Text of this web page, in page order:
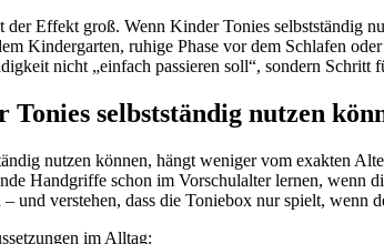
Effekt groß. Wenn Kinder Tonies selbstständig
Kindergarten, ruhige Phase vor dem Schlafen
nicht „einfach passieren soll“, sondern
selbstständig nutzen
nutzen können, hängt weniger vom exakten
Handgriffe schon im Vorschulalter lernen, wenn
und verstehen, dass die Toniebox nur spielt, wenn
im Alltag: